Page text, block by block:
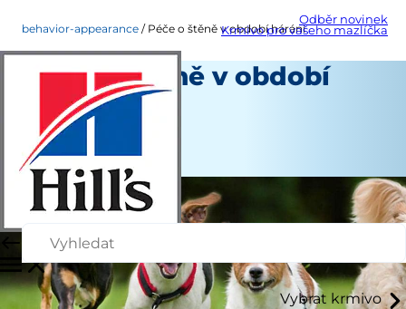
Odběr novinek
Krmivo pro vašeho mazlíčka
Vybrat krmivo
behavior-appearance Péče o štěně v období hárání
Péče o štěně v období
hárání
Chování a vzhled
Autoři